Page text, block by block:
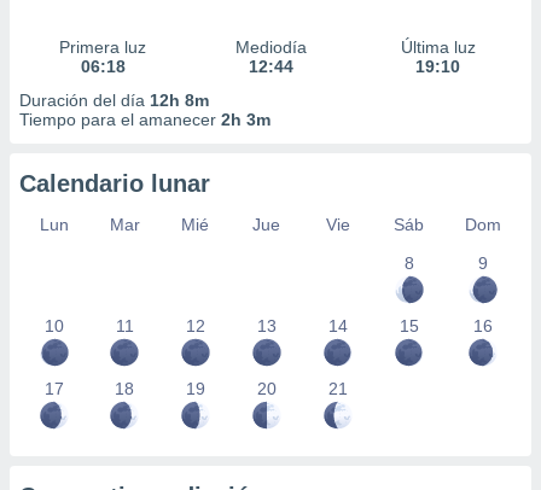
Primera luz
06:18
Mediodía
12:44
Última luz
19:10
Duración del día 12h 8m
Tiempo para el amanecer 2h 3m
Calendario lunar
Lun Mar Mié Jue Vie Sáb
Dom
8
9
10 11 12 13 14 15 16
17 18 19 20 21